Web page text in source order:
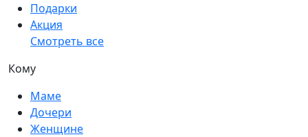
Подарки
Акция
Смотреть все
Кому
Маме
Дочери
Женщине